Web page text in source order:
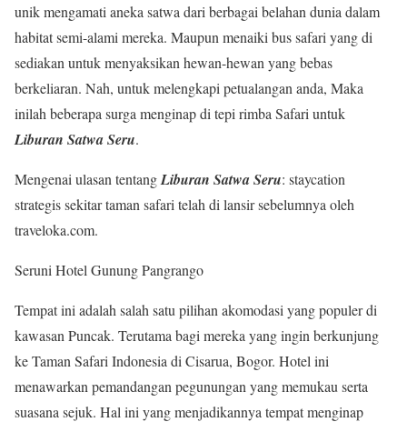
unik mengamati aneka satwa dari berbagai belahan dunia dalam
habitat semi-alami mereka. Maupun menaiki bus safari yang di
sediakan untuk menyaksikan hewan-hewan yang bebas
berkeliaran. Nah, untuk melengkapi petualangan anda, Maka
inilah beberapa surga menginap di tepi rimba Safari untuk
Liburan Satwa Seru.
Mengenai ulasan tentangLiburan Satwa Seru: staycation
strategis sekitar taman safari telah di lansir sebelumnya oleh
traveloka.com.
Seruni Hotel Gunung Pangrango
Tempat ini adalah salah satu pilihan akomodasi yang populer di
kawasan Puncak. Terutama bagi mereka yang ingin berkunjung
ke Taman Safari Indonesia di Cisarua, Bogor. Hotel ini
menawarkan pemandangan pegunungan yang memukau serta
suasana sejuk. Hal ini yang menjadikannya tempat menginap